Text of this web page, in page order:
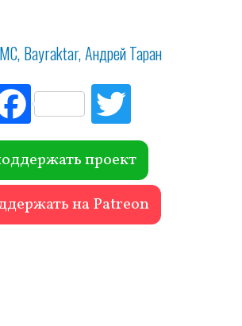
Bayraktar Андрей Таран
Fac
ebo
ok r
проект
на Patreon